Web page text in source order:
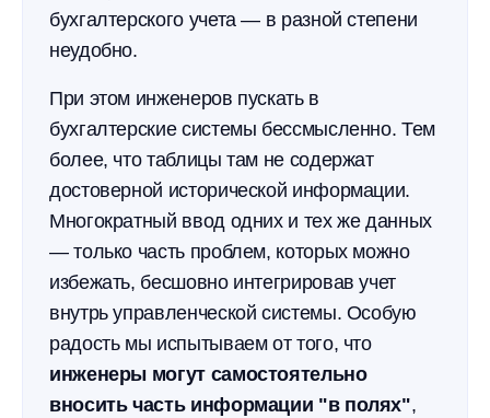
бухгалтерского учета — в разной степени
неудобно.
При этом инженеров пускать в
бухгалтерские системы бессмысленно. Тем
более, что таблицы там не содержат
достоверной исторической информации.
Многократный ввод одних и тех же данных
— только часть проблем, которых можно
избежать, бесшовно интегрировав учет
внутрь управленческой системы. Особую
радость мы испытываем от того, что
инженеры могут самостоятельно
вносить часть информации "в полях",